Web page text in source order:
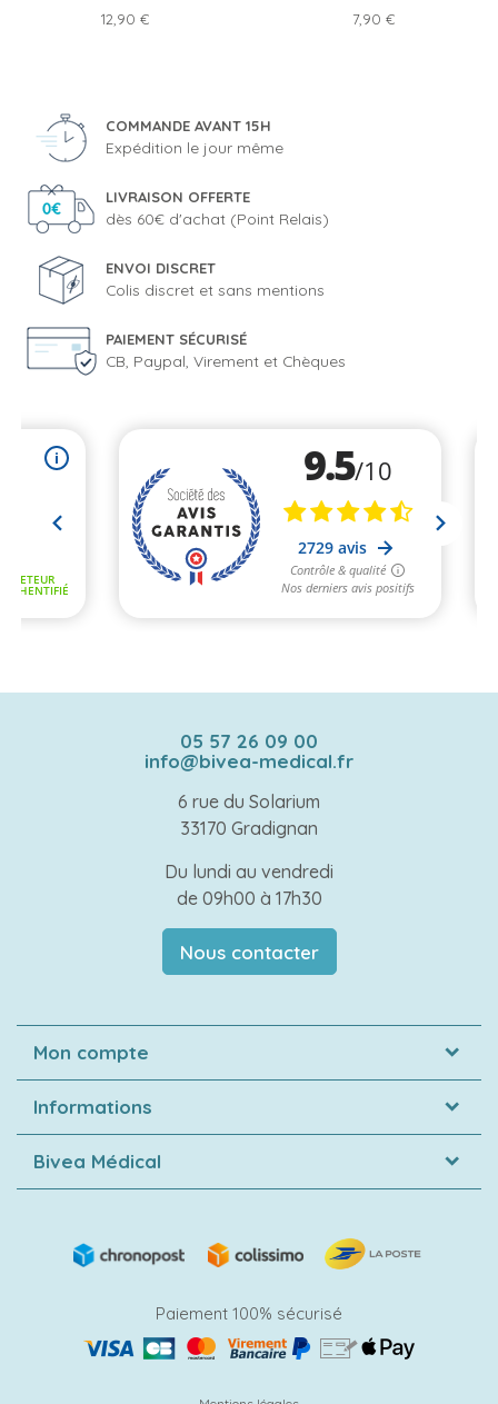
Prix
12,90 € Prix
7,90 €
COMMANDE AVANT 15H
Expédition le jour même
LIVRAISON OFFERTE
dès 60€ d'achat (Point Relais)
ENVOI DISCRET
Colis discret et sans mentions
PAIEMENT SÉCURISÉ
CB, Paypal, Virement et Chèques
05 57 26 09 00
info@bivea-medical.fr
6 rue du Solarium
33170 Gradignan
Du lundi au vendredi
de 09h00 à 17h30
Nous contacter
Mon compte
Informations
Bivea Médical
Paiement 100% sécurisé